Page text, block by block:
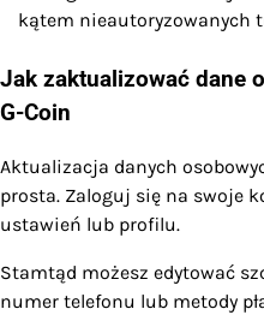
kątem nieautoryzowanych
Jak zaktualizować dane
G-Coin
Aktualizacja danych
prosta. Zaloguj się na swoje
ustawień lub profilu.
Stamtąd możesz edytować
numer telefonu lub metody